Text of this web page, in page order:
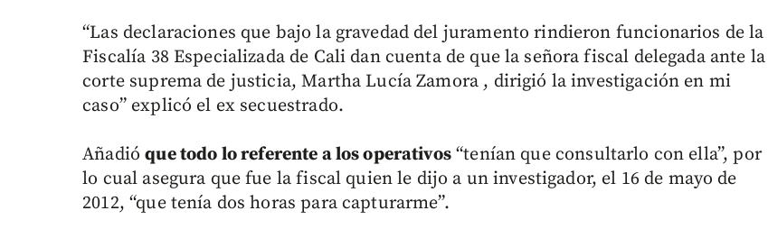
“Las declaraciones que bajo la gravedad del juramento rindieron funcionarios de la
Fiscalía 38 Especializada de Cali dan cuenta de que la señora fiscal delegada ante la
corte suprema de justicia, Martha Lucía Zamora , dirigió la investigación en mi
caso” explicó el ex secuestrado.
Añadióque todo lo referente a los operativos“tenían que consultarlo con ella”, por
lo cual asegura que fue la fiscal quien le dijo a un investigador, el 16 de mayo de
2012, “que tenía dos horas para capturarme”.